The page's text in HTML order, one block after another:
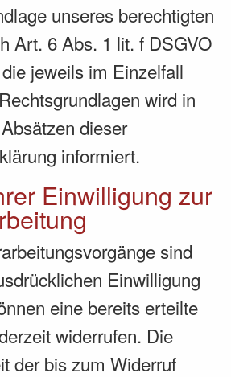
unseres berechtigten
Art. 6 Abs. 1 lit. f DSGVO
jeweils im Einzelfall
wird in
dieser
informiert.
Einwilligung zur
sind
Einwilligung
eine bereits erteilte
widerrufen. Die
der bis zum Widerruf